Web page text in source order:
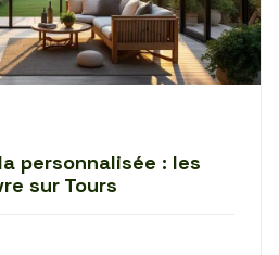
personnalisée : les
sur Tours